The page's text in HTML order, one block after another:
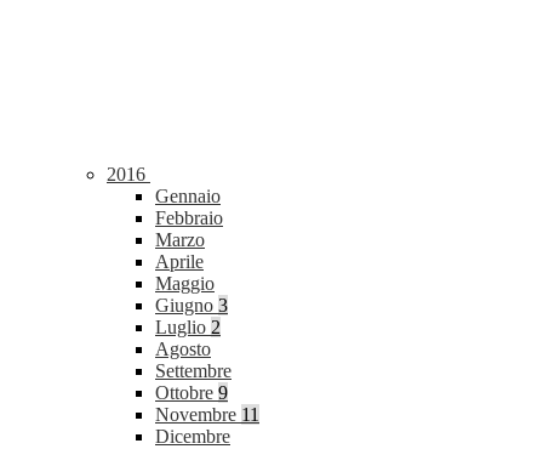
2016
Gennaio
Febbraio
Marzo
Aprile
Maggio
Giugno 3
Luglio 2
Agosto
Settembre
Ottobre 9
Novembre 11
Dicembre